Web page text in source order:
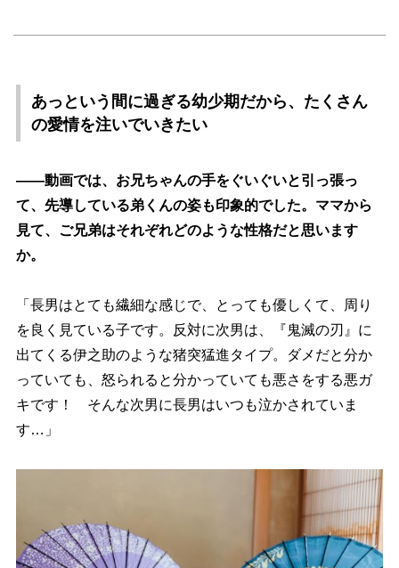
あっという間に過ぎる幼少期だから、たくさん
の愛情を注いでいきたい
――動画では、お兄ちゃんの手をぐいぐいと引っ張っ
て、先導している弟くんの姿も印象的でした。ママから
見て、ご兄弟はそれぞれどのような性格だと思います
か。
「長男はとても繊細な感じで、とっても優しくて、周り
を良く見ている子です。反対に次男は、『鬼滅の刃』に
出てくる伊之助のような猪突猛進タイプ。ダメだと分か
っていても、怒られると分かっていても悪さをする悪ガ
キです！ そんな次男に長男はいつも泣かされていま
す…」